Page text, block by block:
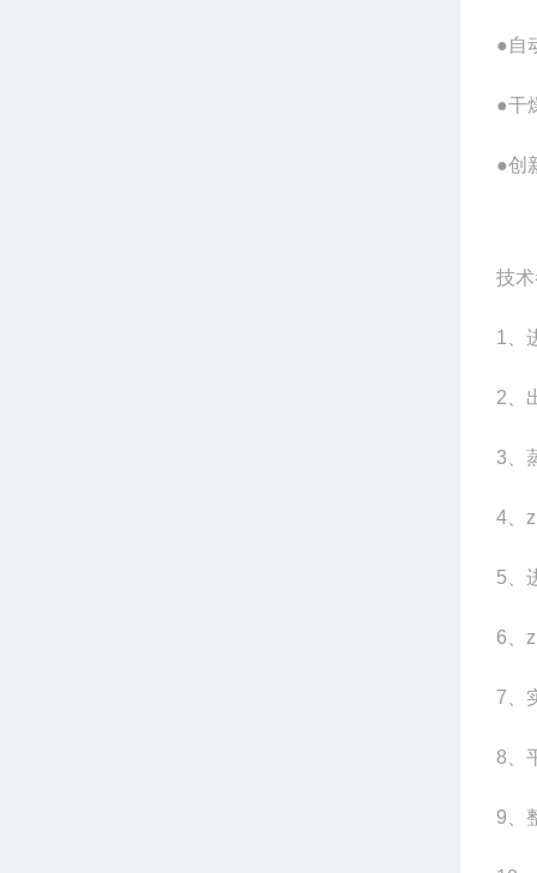
●自
●干
●创
技
1
2
3
4
5
6
7
8
9